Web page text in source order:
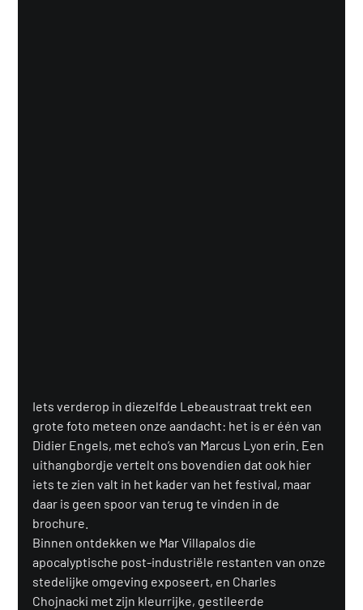
Iets verderop in diezelfde Lebeaustraat trekt een
grote foto meteen onze aandacht: het is er één van
Didier Engels, met echo’s van Marcus Lyon erin. Een
uithangbordje vertelt ons bovendien dat ook hier
iets te zien valt in het kader van het festival, maar
daar is geen spoor van terug te vinden in de
brochure.
Binnen ontdekken we Mar Villapalos die
apocalyptische post-industriële restanten van onze
stedelijke omgeving exposeert, en Charles
Chojnacki met zijn kleurrijke, gestileerde